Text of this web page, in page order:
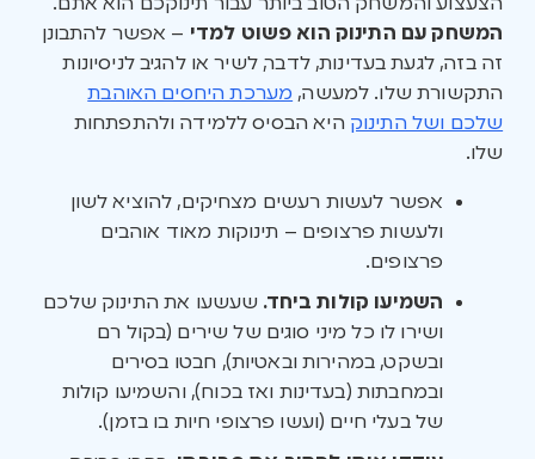
המשחק עם התינוק הוא פשוט למדי – אפשר להתבונן
זה בזה, לגעת בעדינות, לדבר, לשיר או להגיב לניסיונות
התקשורת שלו. למעשה, מערכת היחסים האוהבת
שלכם ושל התינוק היא הבסיס ללמידה ולהתפתחות
שלו.
אפשר לעשות רעשים מצחיקים, להוציא לשון
ולעשות פרצופים – תינוקות מאוד אוהבים
פרצופים.
השמיעו קולות ביחד. שעשעו את התינוק שלכם
ושירו לו כל מיני סוגים של שירים (בקול רם
ובשקט, במהירות ובאטיות), חבטו בסירים
ובמחבתות (בעדינות ואז בכוח), והשמיעו קולות
של בעלי חיים (ועשו פרצופי חיות בו בזמן).